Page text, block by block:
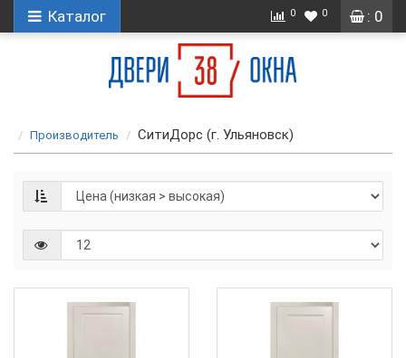
: 0
Каталог 0 0
Производитель СитиДорс (г. Ульяновск)